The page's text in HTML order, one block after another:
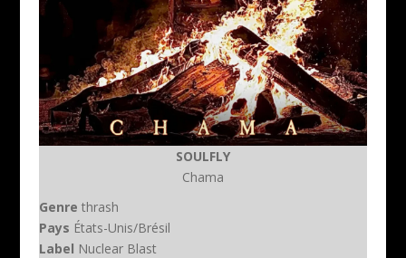
SOULFLY
Chama
Genre thrash
Pays États-Unis/Brésil
Label Nuclear Blast